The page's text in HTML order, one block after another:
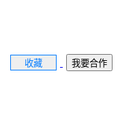
收藏 我要合作